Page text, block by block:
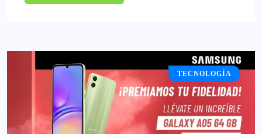
TECNOLOGÍA